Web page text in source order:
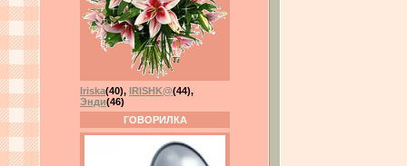
Iriska(40), IRISHK@(44),
Энди(46)
ГОВОРИЛКА